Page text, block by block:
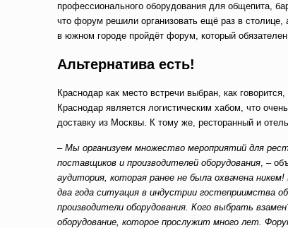
профессионального оборудования для общепита,
что форум решили организовать ещё раз в
в южном городе пройдёт форум, который
Альтернатива есть!
Краснодар как место встречи выбран, как
Краснодар является логистическим хабом, что
доставку из Москвы. К тому же, ресторанный и
–Мы организуем множество мероприятий для
поставщиков и производителей оборудования, –
аудитория, которая ранее не была охвачена
два года ситуация в индустрии гостеприимства
производители оборудования. Кого выбрать
оборудование, которое прослужит много лет.